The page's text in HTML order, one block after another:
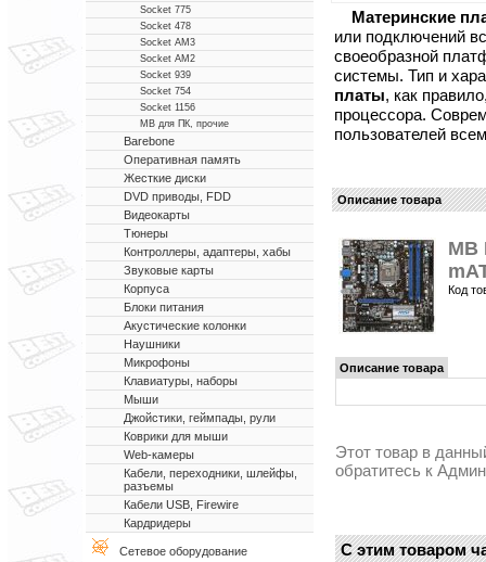
Socket 775
Socket 478
Socket AM3
Socket AM2
Socket 939
Socket 754
Socket 1156
MB для ПК, прочие
Barebone
Оперативная память
Жесткие диски
DVD приводы, FDD
Видеокарты
Тюнеры
Контроллеры, адаптеры, хабы
Звуковые карты
Корпуса
Блоки питания
Акустические колонки
Наушники
Микрофоны
Клавиатуры, наборы
Мыши
Джойстики, геймпады, рули
Коврики для мыши
Web-камеры
Кабели, переходники, шлейфы,
разъемы
Кабели USB, Firewire
Кардридеры
Сетевое оборудование
Материнские
или подключений
своеобразной
системы. Тип и
платы, как
процессора.
пользователей
Описание товара
MB
Код
Описание товара
Этот товар в
обратитесь к
С этим товаром